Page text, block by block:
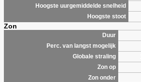
Hoogste uurgemiddelde snelheid
Hoogste stoot
Zon
Duur
Perc. van langst mogelijk
Globale straling
Zon op
Zon onder